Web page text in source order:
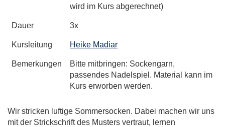
wird im Kurs abgerechnet)
Dauer 3x
Kursleitung Heike Madiar
Bemerkungen
Bitte mitbringen: Sockengarn,
passendes Nadelspiel. Material kann im
Kurs erworben werden.
Wir stricken luftige Sommersocken. Dabei machen wir uns
mit der Strickschrift des Musters vertraut, lernen